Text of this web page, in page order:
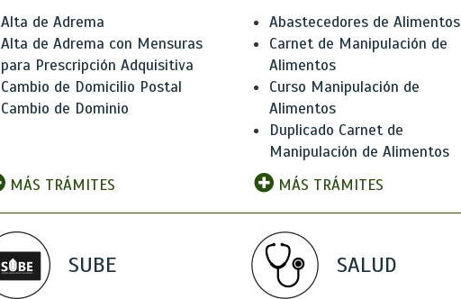
Alta de Adrema
Alta de Adrema con Mensuras
para Prescripción Adquisitiva
Cambio de Domicilio Postal
Cambio de Dominio
MÁS TRÁMITES
Abastecedores de Alimentos
Carnet de Manipulación de
Alimentos
Curso Manipulación de
Alimentos
Duplicado Carnet de
Manipulación de Alimentos
MÁS TRÁMITES
SUBE SALUD